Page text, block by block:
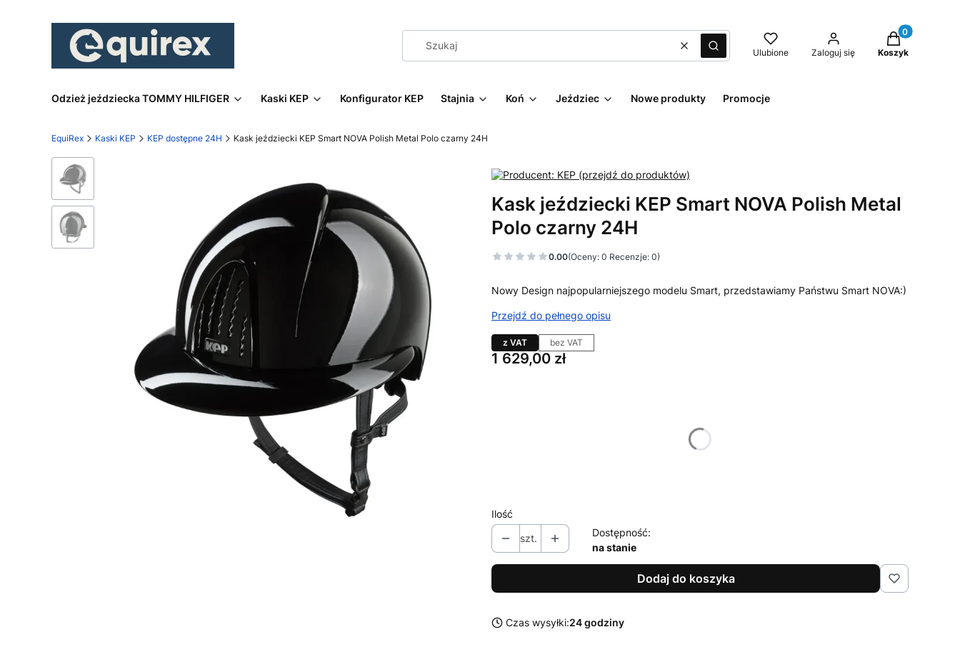
WyczyśćSzukaj Ulubione Zaloguj się
Produkty w
Koszyk
Odzież jeździecka TOMMY HILFIGER Kaski KEP Konfigurator KEP Stajnia Koń Jeździec Nowe produkty Promocje
EquiRex Kaski KEP KEP dostępne 24H Kask jeździecki KEP Smart NOVA Polish Metal Polo czarny 24H
Kask jeździecki KEP Smart NOVA Polish Metal
Polo czarny 24H
0.00(Oceny: 0 Recenzje: 0)
Nowy Design najpopularniejszego modelu Smart, przedstawiamy Państwu Smart NOVA:)
Przejdź do pełnego opisu
z VAT bez VAT
Cena
1 629,00 zł
Ilość
szt.
Dostępność:
na stanie
Dodaj do koszyka
Czas wysyłki:24 godziny